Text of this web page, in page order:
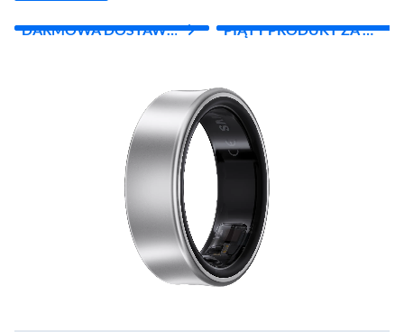
DARMOWA DOSTAWA
PIĄTY PRODUKT ZA 1